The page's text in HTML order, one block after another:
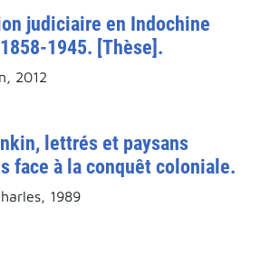
judiciaire en Indochine
1945. [Thèse].
2012
lettrés et paysans
face à la conquêt coloniale.
1989